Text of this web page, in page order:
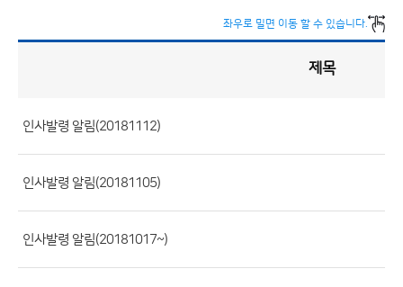
좌우로 밀면 이동 할 수 있습니다.
목
록
제
목,
등
제목
인사발령 알림(20181112)
인사발령 알림(20181105)
인사발령 알림(20181017~)